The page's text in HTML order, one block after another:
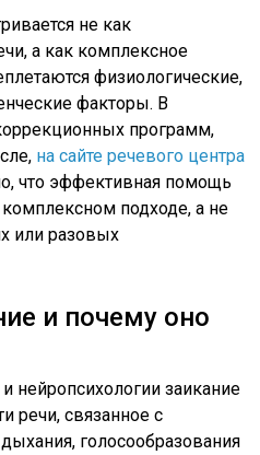
не как
а как комплексное
физиологические,
факторы. В
программ,
на сайте речевого центра
что эффективная помощь
подходе, а не
или разовых
и почему оно
нейропсихологии заикание
речи, связанное с
голосообразования